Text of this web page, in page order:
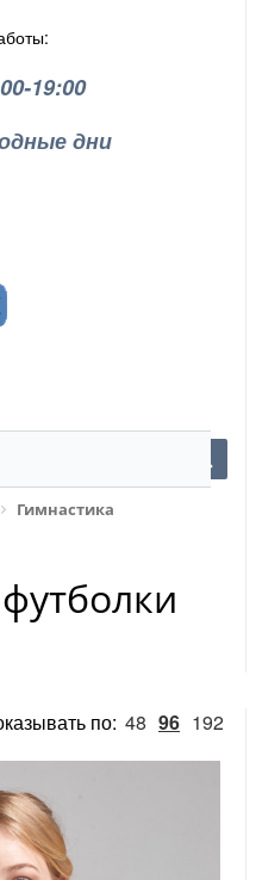
19:00
дни
Гимнастика
по: 48 96 192